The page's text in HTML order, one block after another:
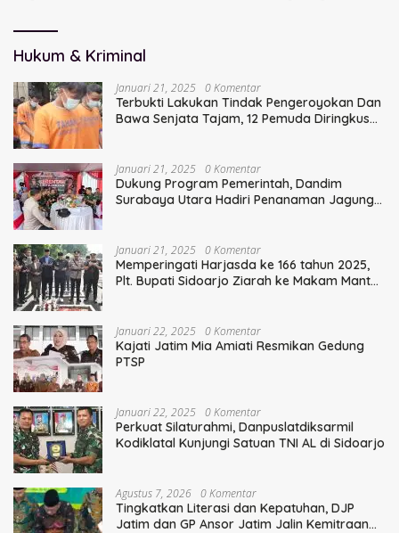
Hukum & Kriminal
Januari 21, 2025 0 Komentar
Terbukti Lakukan Tindak Pengeroyokan Dan
Bawa Senjata Tajam, 12 Pemuda Diringkus
Januari 21, 2025 0 Komentar
Dukung Program Pemerintah, Dandim
Surabaya Utara Hadiri Penanaman Jagung
Januari 21, 2025 0 Komentar
Memperingati Harjasda ke 166 tahun 2025,
Plt. Bupati Sidoarjo Ziarah ke Makam Mantan
Januari 22, 2025 0 Komentar
Kajati Jatim Mia Amiati Resmikan Gedung
PTSP
Januari 22, 2025 0 Komentar
Perkuat Silaturahmi, Danpuslatdiksarmil
Kodiklatal Kunjungi Satuan TNI AL di Sidoarjo
Agustus 7, 2026 0 Komentar
Tingkatkan Literasi dan Kepatuhan, DJP
Jatim dan GP Ansor Jatim Jalin Kemitraan